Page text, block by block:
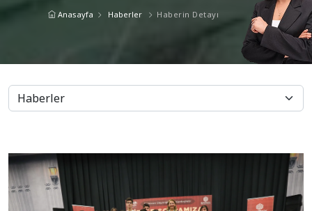
Anasayfa Haberler Haberin Detayı